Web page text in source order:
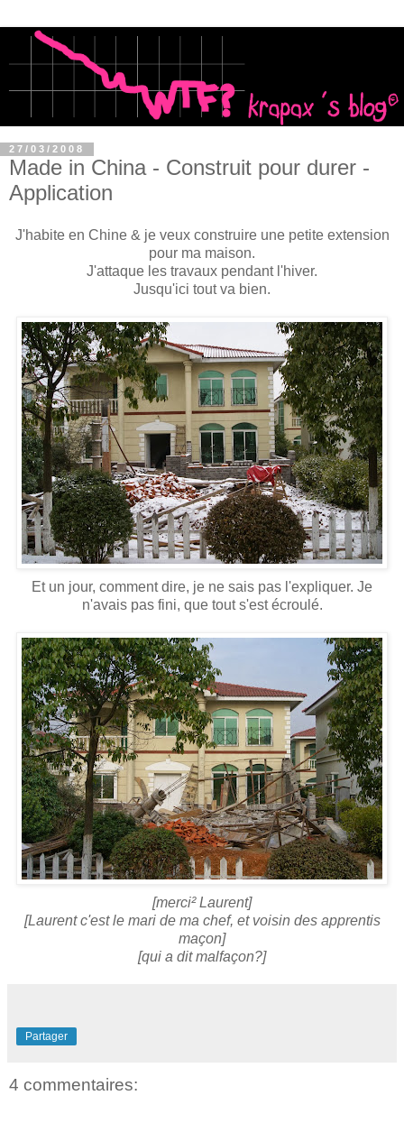
27/03/2008
Made in China - Construit pour durer -
Application
J'habite en Chine & je veux construire une petite extension
pour ma maison.
J'attaque les travaux pendant l'hiver.
Jusqu'ici tout va bien.
Et un jour, comment dire, je ne sais pas l'expliquer. Je
n'avais pas fini, que tout s'est écroulé.
[merci² Laurent]
[Laurent c'est le mari de ma chef, et voisin des apprentis
maçon]
[qui a dit malfaçon?]
Partager
4 commentaires: